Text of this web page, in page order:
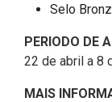
Selo
PERIODO DE
22 de abril a 8
MAIS